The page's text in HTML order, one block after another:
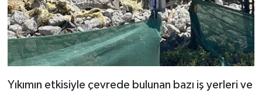
Yıkımın etkisiyle çevrede bulunan bazı iş yerleri ve